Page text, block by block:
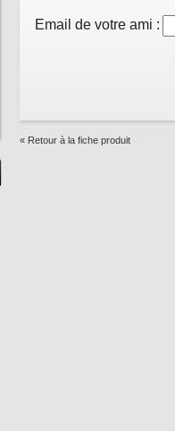
Email de votre ami :
« Retour à la fiche produit